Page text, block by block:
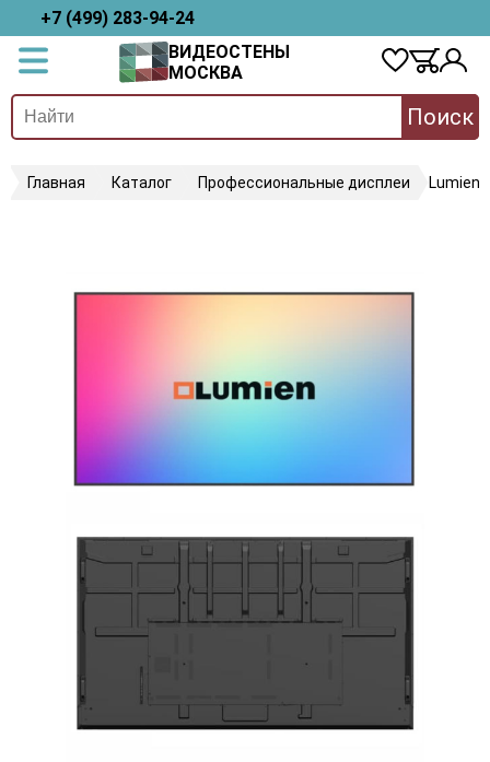
+7 (499) 283-94-24
ВИДЕОСТЕНЫ
МОСКВА
Поиск
Главная Каталог Профессиональные дисплеи Lumien